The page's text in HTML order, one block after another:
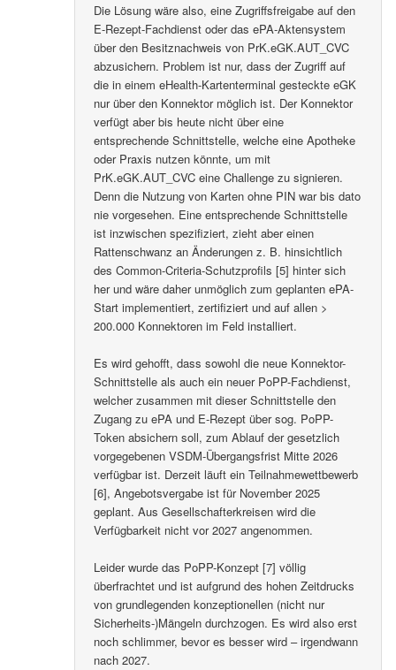
Die Lösung wäre also, eine Zugriffsfreigabe auf den
E-Rezept-Fachdienst oder das ePA-Aktensystem
über den Besitznachweis von PrK.eGK.AUT_CVC
abzusichern. Problem ist nur, dass der Zugriff auf
die in einem eHealth-Kartenterminal gesteckte eGK
nur über den Konnektor möglich ist. Der Konnektor
verfügt aber bis heute nicht über eine
entsprechende Schnittstelle, welche eine Apotheke
oder Praxis nutzen könnte, um mit
PrK.eGK.AUT_CVC eine Challenge zu signieren.
Denn die Nutzung von Karten ohne PIN war bis dato
nie vorgesehen. Eine entsprechende Schnittstelle
ist inzwischen spezifiziert, zieht aber einen
Rattenschwanz an Änderungen z. B. hinsichtlich
des Common-Criteria-Schutzprofils [5] hinter sich
her und wäre daher unmöglich zum geplanten ePA-
Start implementiert, zertifiziert und auf allen >
200.000 Konnektoren im Feld installiert.
Es wird gehofft, dass sowohl die neue Konnektor-
Schnittstelle als auch ein neuer PoPP-Fachdienst,
welcher zusammen mit dieser Schnittstelle den
Zugang zu ePA und E-Rezept über sog. PoPP-
Token absichern soll, zum Ablauf der gesetzlich
vorgegebenen VSDM-Übergangsfrist Mitte 2026
verfügbar ist. Derzeit läuft ein Teilnahmewettbewerb
[6], Angebotsvergabe ist für November 2025
geplant. Aus Gesellschafterkreisen wird die
Verfügbarkeit nicht vor 2027 angenommen.
Leider wurde das PoPP-Konzept [7] völlig
überfrachtet und ist aufgrund des hohen Zeitdrucks
von grundlegenden konzeptionellen (nicht nur
Sicherheits-)Mängeln durchzogen. Es wird also erst
noch schlimmer, bevor es besser wird – irgendwann
nach 2027.